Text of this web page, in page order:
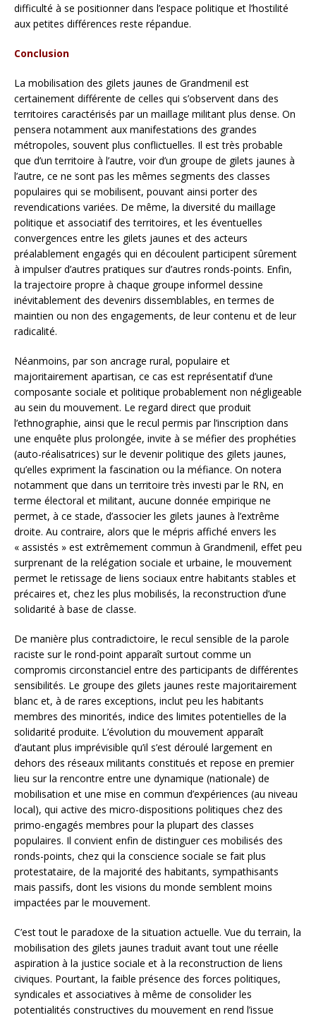
difficulté à se positionner dans l’espace politique et l’hostilité
aux petites différences reste répandue.
Conclusion
La mobilisation des gilets jaunes de Grandmenil est
certainement différente de celles qui s’observent dans des
territoires caractérisés par un maillage militant plus dense. On
pensera notamment aux manifestations des grandes
métropoles, souvent plus conflictuelles. Il est très probable
que d’un territoire à l’autre, voir d’un groupe de gilets jaunes à
l’autre, ce ne sont pas les mêmes segments des classes
populaires qui se mobilisent, pouvant ainsi porter des
revendications variées. De même, la diversité du maillage
politique et associatif des territoires, et les éventuelles
convergences entre les gilets jaunes et des acteurs
préalablement engagés qui en découlent participent sûrement
à impulser d’autres pratiques sur d’autres ronds-points. Enfin,
la trajectoire propre à chaque groupe informel dessine
inévitablement des devenirs dissemblables, en termes de
maintien ou non des engagements, de leur contenu et de leur
radicalité.
Néanmoins, par son ancrage rural, populaire et
majoritairement apartisan, ce cas est représentatif d’une
composante sociale et politique probablement non négligeable
au sein du mouvement. Le regard direct que produit
l’ethnographie, ainsi que le recul permis par l’inscription dans
une enquête plus prolongée, invite à se méfier des prophéties
(auto-réalisatrices) sur le devenir politique des gilets jaunes,
qu’elles expriment la fascination ou la méfiance. On notera
notamment que dans un territoire très investi par le RN, en
terme électoral et militant, aucune donnée empirique ne
permet, à ce stade, d’associer les gilets jaunes à l’extrême
droite. Au contraire, alors que le mépris affiché envers les
« assistés » est extrêmement commun à Grandmenil, effet peu
surprenant de la relégation sociale et urbaine, le mouvement
permet le retissage de liens sociaux entre habitants stables et
précaires et, chez les plus mobilisés, la reconstruction d’une
solidarité à base de classe.
De manière plus contradictoire, le recul sensible de la parole
raciste sur le rond-point apparaît surtout comme un
compromis circonstanciel entre des participants de différentes
sensibilités. Le groupe des gilets jaunes reste majoritairement
blanc et, à de rares exceptions, inclut peu les habitants
membres des minorités, indice des limites potentielles de la
solidarité produite. L’évolution du mouvement apparaît
d’autant plus imprévisible qu’il s’est déroulé largement en
dehors des réseaux militants constitués et repose en premier
lieu sur la rencontre entre une dynamique (nationale) de
mobilisation et une mise en commun d’expériences (au niveau
local), qui active des micro-dispositions politiques chez des
primo-engagés membres pour la plupart des classes
populaires. Il convient enfin de distinguer ces mobilisés des
ronds-points, chez qui la conscience sociale se fait plus
protestataire, de la majorité des habitants, sympathisants
mais passifs, dont les visions du monde semblent moins
impactées par le mouvement.
C’est tout le paradoxe de la situation actuelle. Vue du terrain, la
mobilisation des gilets jaunes traduit avant tout une réelle
aspiration à la justice sociale et à la reconstruction de liens
civiques. Pourtant, la faible présence des forces politiques,
syndicales et associatives à même de consolider les
potentialités constructives du mouvement en rend l’issue